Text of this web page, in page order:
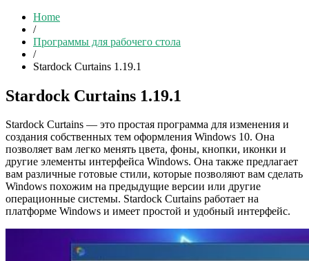
Home
/
Программы для рабочего стола
/
Stardock Curtains 1.19.1
Stardock Curtains 1.19.1
Stardock Curtains — это простая программа для изменения и
создания собственных тем оформления Windows 10. Она
позволяет вам легко менять цвета, фоны, кнопки, иконки и
другие элементы интерфейса Windows. Она также предлагает
вам различные готовые стили, которые позволяют вам сделать
Windows похожим на предыдущие версии или другие
операционные системы. Stardock Curtains работает на
платформе Windows и имеет простой и удобный интерфейс.